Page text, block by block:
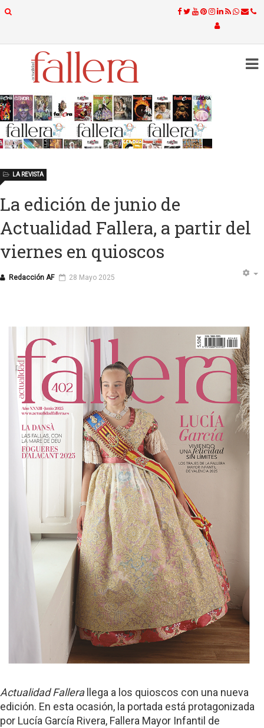
La edición de junio de
Actualidad Fallera, a partir del
viernes en quioscos
Redacción AF
LA REVISTA
28 Mayo 2025
Actualidad Fallerallega a los quioscos con una nueva
edición. En esta ocasión, la portada está protagonizada
por Lucía García Rivera, Fallera Mayor Infantil de